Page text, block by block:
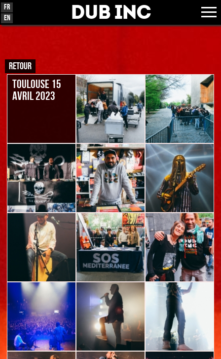
Dub Inc
Fr
En
RETOUR
TOULOUSE 15
AVRIL 2023